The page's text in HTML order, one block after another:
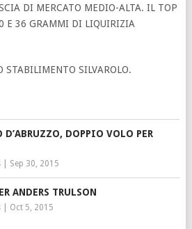
DI MERCATO MEDIO-ALTA. IL TOP
E 36 GRAMMI DI LIQUIRIZIA
SILVAROLO.
D’ABRUZZO, DOPPIO VOLO PER
| Sep 30, 2015
ANDERS TRULSON
| Oct 5, 2015